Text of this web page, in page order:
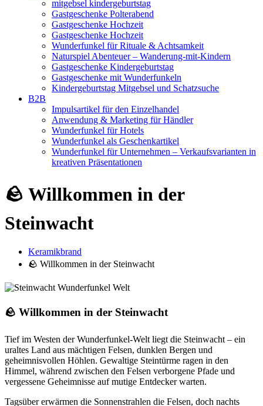
mitgebsel kindergeburtstag
Gastgeschenke Polterabend
Gastgeschenke Hochzeit
Gastgeschenke Hochzeit
Wunderfunkel für Rituale & Achtsamkeit
Naturspiel Abenteuer – Wanderung-mit-Kindern
Gastgeschenke Kindergeburtstag
Gastgeschenke mit Wunderfunkeln
Kindergeburtstag Mitgebsel und Schatzsuche
B2B
Impulsartikel für den Einzelhandel
Anwendung & Marketing für Händler
Wunderfunkel für Hotels
Wunderfunkel als Geschenkartikel
Wunderfunkel für Unternehmen – Verkaufsvarianten in
kreativen Präsentationen
🪨 Willkommen in der
Steinwacht
Keramikbrand
🪨 Willkommen in der Steinwacht
🪨 Willkommen in der Steinwacht
Tief im Westen der Wunderfunkel-Welt liegt die Steinwacht – ein
uraltes Land aus mächtigen Felsen, dunklen Bergen und
geheimnisvollen Höhlen. Gewaltige Steintürme ragen in den
Himmel, während zwischen den Felsen verborgene Pfade und
vergessene Geheimnisse auf mutige Entdecker warten.
Tagsüber erwärmen die Sonnenstrahlen die Felsen, doch nachts